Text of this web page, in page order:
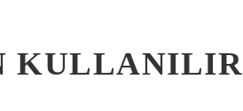
KULLANILIR